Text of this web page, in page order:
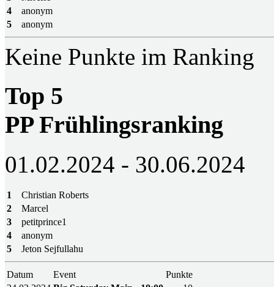
4
anonym
5
anonym
Keine Punkte im Ranking
Top 5
PP Frühlingsranking
01.02.2024 - 30.06.2024
1
Christian Roberts
2
Marcel
3
petitprince1
4
anonym
5
Jeton Sejfullahu
Datum Event
Punkte